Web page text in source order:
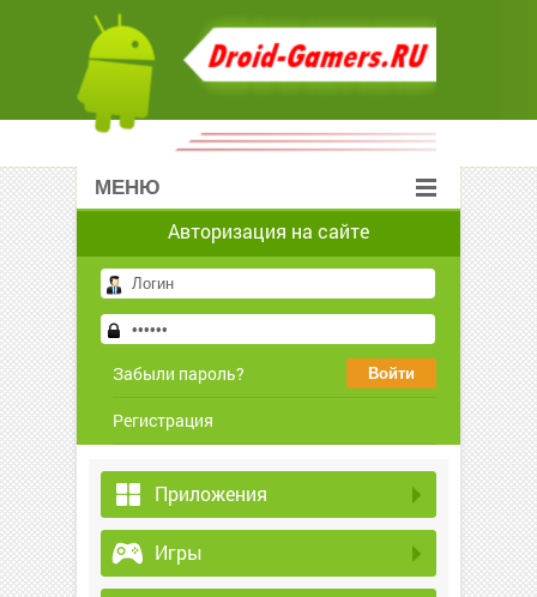
МЕНЮ
Авторизация на сайте
Забыли пароль?
Регистрация
Приложения
Игры